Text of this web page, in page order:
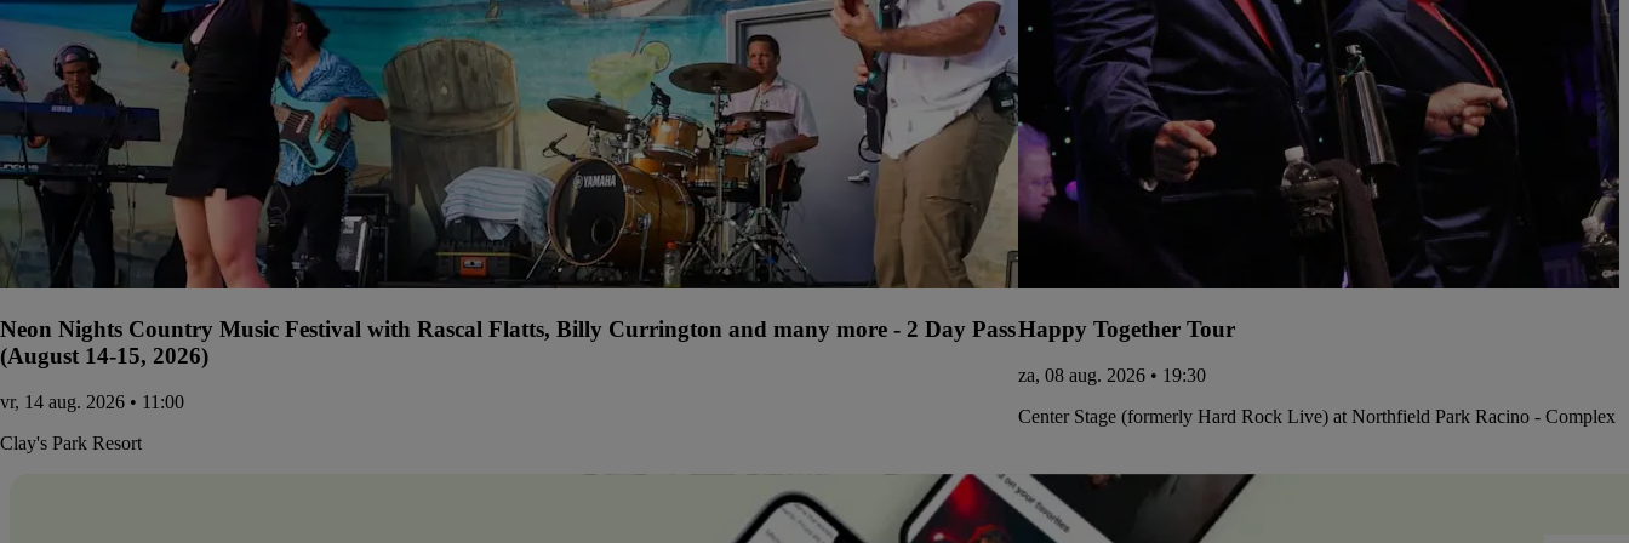
Neon Nights Country Music Festival with Rascal Flatts, Billy Currington and many more - 2 Day Pass
(August 14-15, 2026)
vr, 14 aug. 2026 • 11:00
Clay's Park Resort
Happy Together Tour
za, 08 aug. 2026 • 19:30
Center Stage (formerly Hard Rock Live) at Northfield Park Racino - Complex